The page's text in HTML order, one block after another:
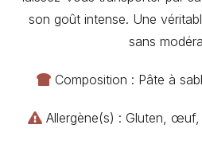
son goût intense. Une
sans
Composition : Pâte à
Allergène(s) : Gluten,